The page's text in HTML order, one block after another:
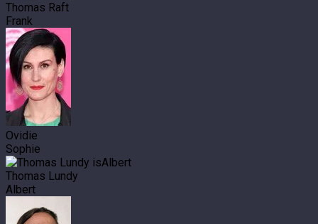
Thomas Raft
Frank
Ovidie
Sophie
Thomas Lundy
Albert